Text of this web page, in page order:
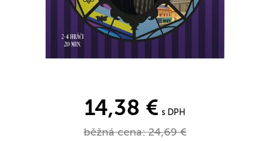
14,38 € s DPH
běžná cena:24,69 €